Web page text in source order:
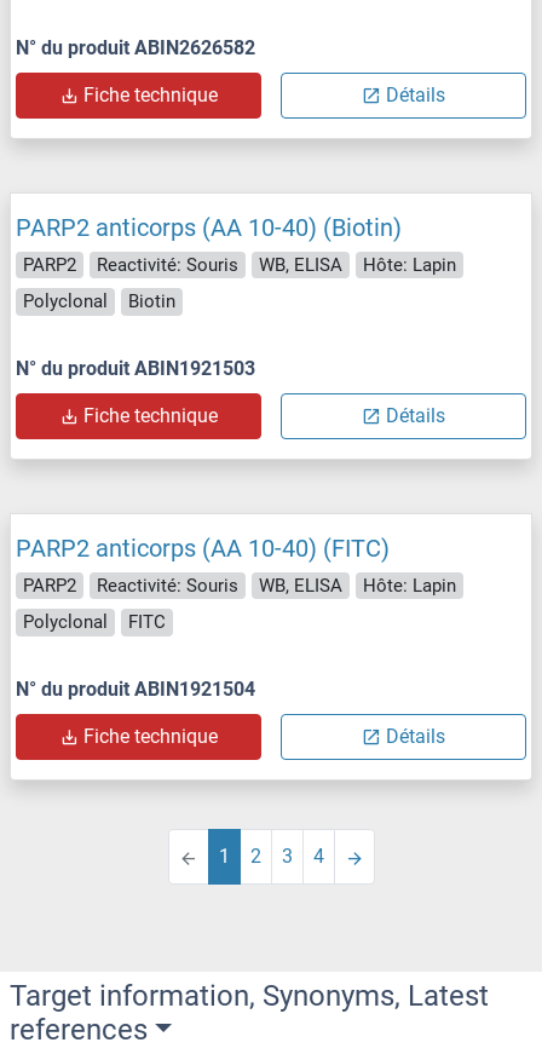
N° du produit ABIN2626582
Fiche technique Détails
PARP2 anticorps (AA 10-40) (Biotin)
PARP2 Reactivité: Souris WB, ELISA
Hôte: Lapin
Polyclonal
Biotin
N° du produit ABIN1921503
Fiche technique Détails
PARP2 anticorps (AA 10-40) (FITC)
PARP2 Reactivité: Souris WB, ELISA
Hôte: Lapin
Polyclonal
FITC
N° du produit ABIN1921504
Fiche technique Détails
1 2 3 4
Target information, Synonyms, Latest
references